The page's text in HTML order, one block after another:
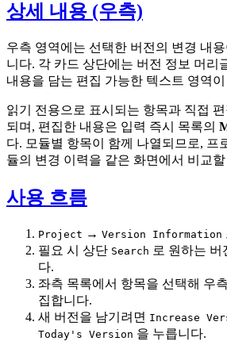
상세 내용 (우측)
우측 영역에는 선택한 버전의 변경 내
니다. 각 카드 상단에는 버전 정보 머리
내용을 담는 편집 가능한 텍스트 영역
읽기 전용으로 표시되는 항목과 직접
되며, 편집한 내용은 입력 즉시 목록의
다. 모듈별 항목이 함께 나열되므로, 프
듈의 변경 이력을 같은 화면에서 비교
사용 흐름
Project → Version Information
필요 시 상단 Search 로 원하는 버
다.
좌측 목록에서 항목을 선택해 우
집합니다.
새 버전을 남기려면 Increase
Today's Version 을 누릅니다.